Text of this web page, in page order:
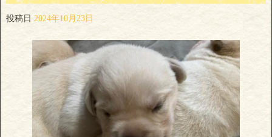
投稿日 2024年10月23日